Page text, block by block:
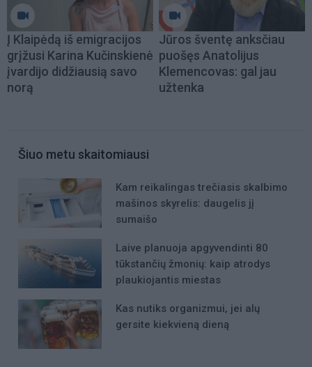
Į Klaipėdą iš emigracijos
grįžusi Karina Kučinskienė
įvardijo didžiausią savo
norą
Jūros šventę anksčiau
puošęs Anatolijus
Klemencovas: gal jau
užtenka
Šiuo metu skaitomiausi
Kam reikalingas trečiasis skalbimo
mašinos skyrelis: daugelis jį
sumaišo
Laive planuoja apgyvendinti 80
tūkstančių žmonių: kaip atrodys
plaukiojantis miestas
Kas nutiks organizmui, jei alų
gersite kiekvieną dieną